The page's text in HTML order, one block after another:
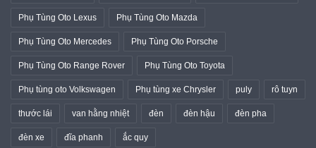
Phụ Tùng Oto Lexus Phụ Tùng Oto Mazda
Phụ Tùng Oto Mercedes Phụ Tùng Oto Porsche
Phụ Tùng Oto Range Rover Phụ Tùng Oto Toyota
Phụ tùng oto Volkswagen Phụ tùng xe Chrysler puly rô tuyn
thước lái van hằng nhiệt đèn đèn hậu đèn pha
đèn xe đĩa phanh ắc quy